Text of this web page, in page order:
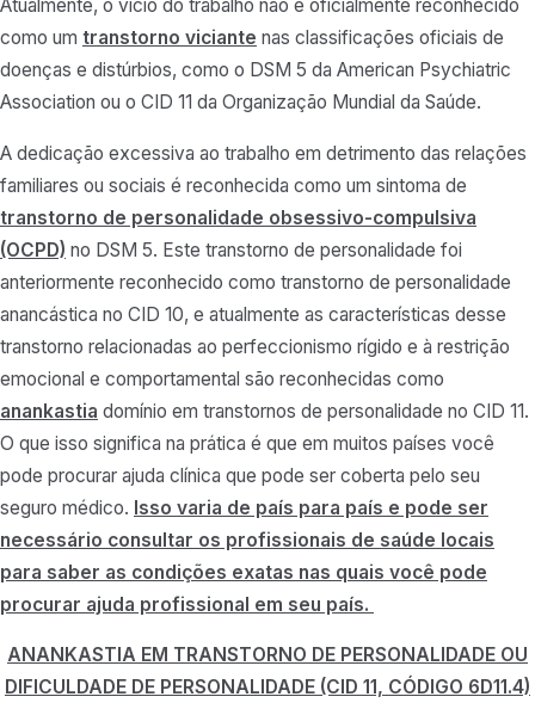
Atualmente, o vício do trabalho não é oficialmente reconhecido
como um transtorno viciante nas classificações oficiais de
doenças e distúrbios, como o DSM 5 da American Psychiatric
Association ou o CID 11 da Organização Mundial da Saúde.
A dedicação excessiva ao trabalho em detrimento das relações
familiares ou sociais é reconhecida como um sintoma de
transtorno de personalidade obsessivo-compulsiva
(OCPD) no DSM 5. Este transtorno de personalidade foi
anteriormente reconhecido como transtorno de personalidade
anancástica no CID 10, e atualmente as características desse
transtorno relacionadas ao perfeccionismo rígido e à restrição
emocional e comportamental são reconhecidas como
anankastia domínio em transtornos de personalidade no CID 11.
O que isso significa na prática é que em muitos países você
pode procurar ajuda clínica que pode ser coberta pelo seu
seguro médico. Isso varia de país para país e pode ser
necessário consultar os profissionais de saúde locais
para saber as condições exatas nas quais você pode
procurar ajuda profissional em seu país.
ANANKASTIA EM TRANSTORNO DE PERSONALIDADE OU
DIFICULDADE DE PERSONALIDADE (CID 11, CÓDIGO 6D11.4)